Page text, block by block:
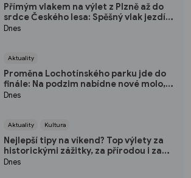
Přímým vlakem na výlet z Plzně až do
srdce Českého lesa: Spěšný vlak jezdí
každou sobotu až do října
Dnes
Aktuality
Proměna Lochotínského parku jde do
finále: Na podzim nabídne nové molo,
cvičební prvky i vodopád
Dnes
Aktuality Kultura
Nejlepší tipy na víkend? Top výlety za
historickými zážitky, za přírodou i za
kulturou
Dnes